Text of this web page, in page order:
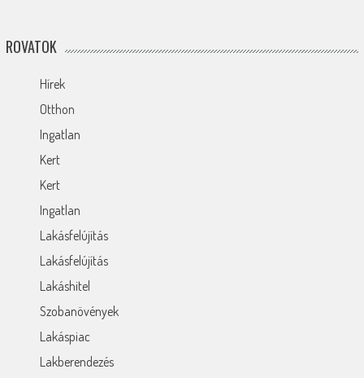
ROVATOK
Hírek
Otthon
Ingatlan
Kert
Kert
Ingatlan
Lakásfelújítás
Lakásfelújítás
Lakáshitel
Szobanövények
Lakáspiac
Lakberendezés